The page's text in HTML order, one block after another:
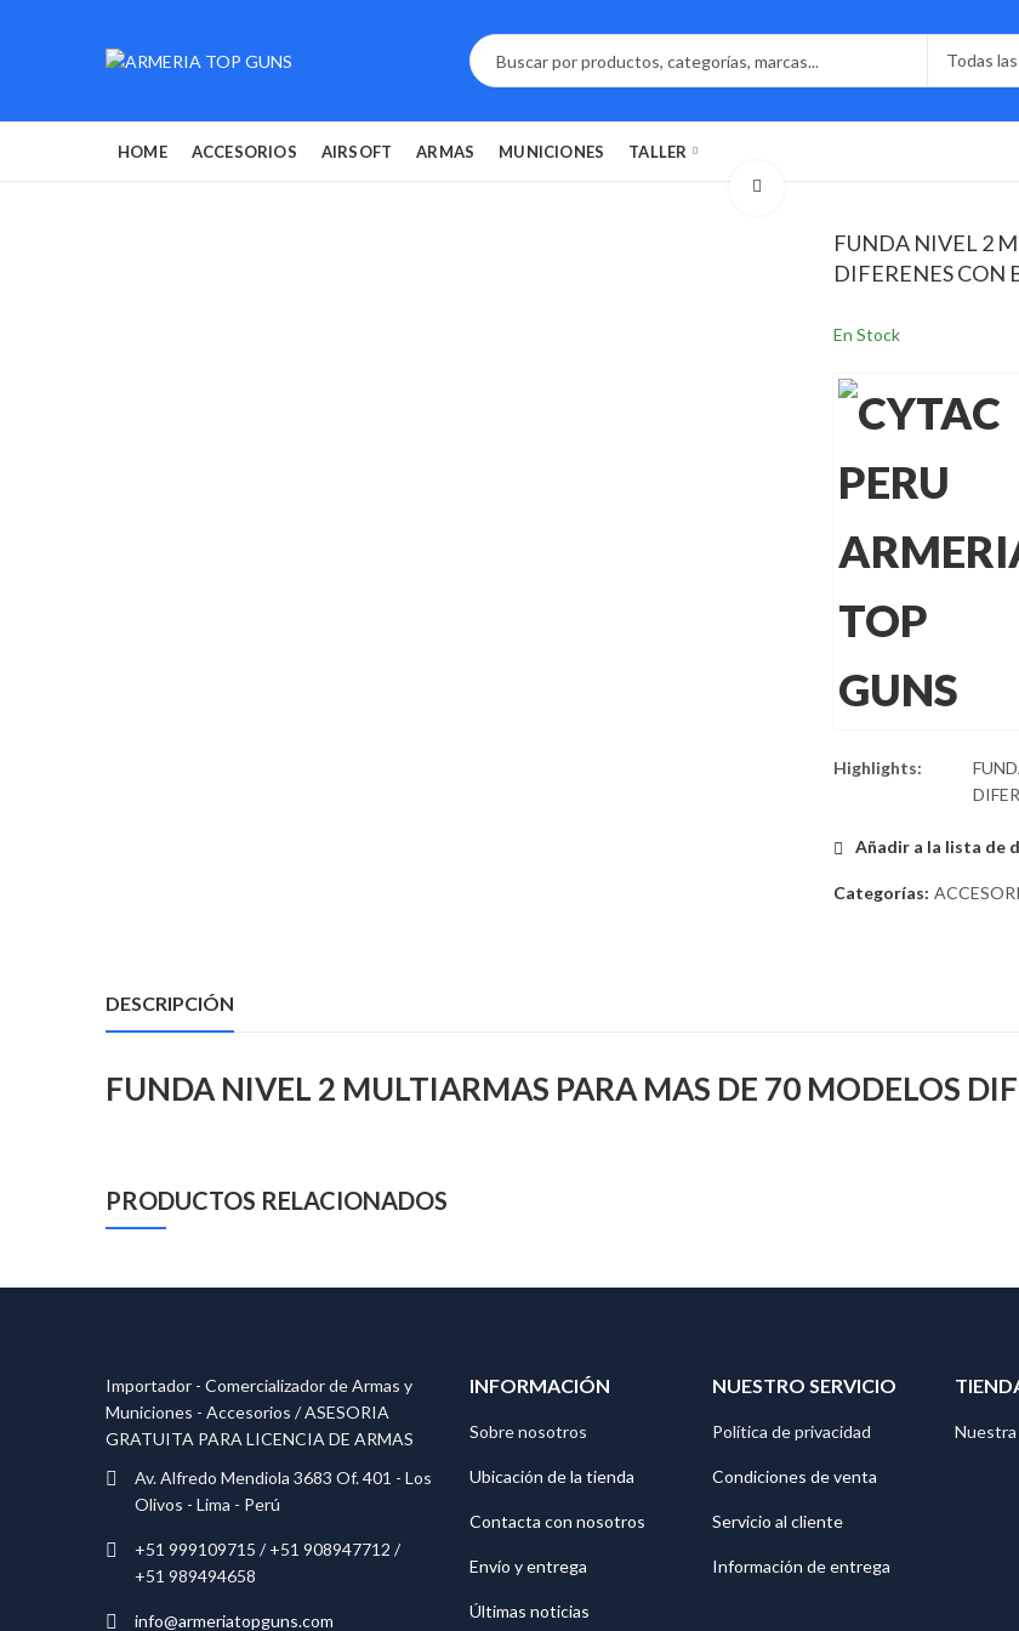
HOME ACCESORIOS AIRSOFT ARMAS MUNICIONES TALLER
FUNDA NIVEL 2
DIFERENES CON
En Stock
Highlights:
Añadir a la lista de
Categorías:
DESCRIPCIÓN
FUNDA NIVEL 2 MULTIARMAS PARA MAS DE 70 MODELOS
PRODUCTOS RELACIONADOS
Importador - Comercializador de Armas y
Municiones - Accesorios / ASESORIA
GRATUITA PARA LICENCIA DE ARMAS
Av. Alfredo Mendiola 3683 Of. 401 - Los
Olivos - Lima - Perú
+51 999109715 / +51 908947712 /
+51 989494658
info@armeriatopguns.com
INFORMACIÓN
Sobre nosotros
Ubicación de la tienda
Contacta con nosotros
Envío y entrega
Últimas noticias
NUESTRO SERVICIO
Política de privacidad
Condiciones de venta
Servicio al cliente
Información de entrega